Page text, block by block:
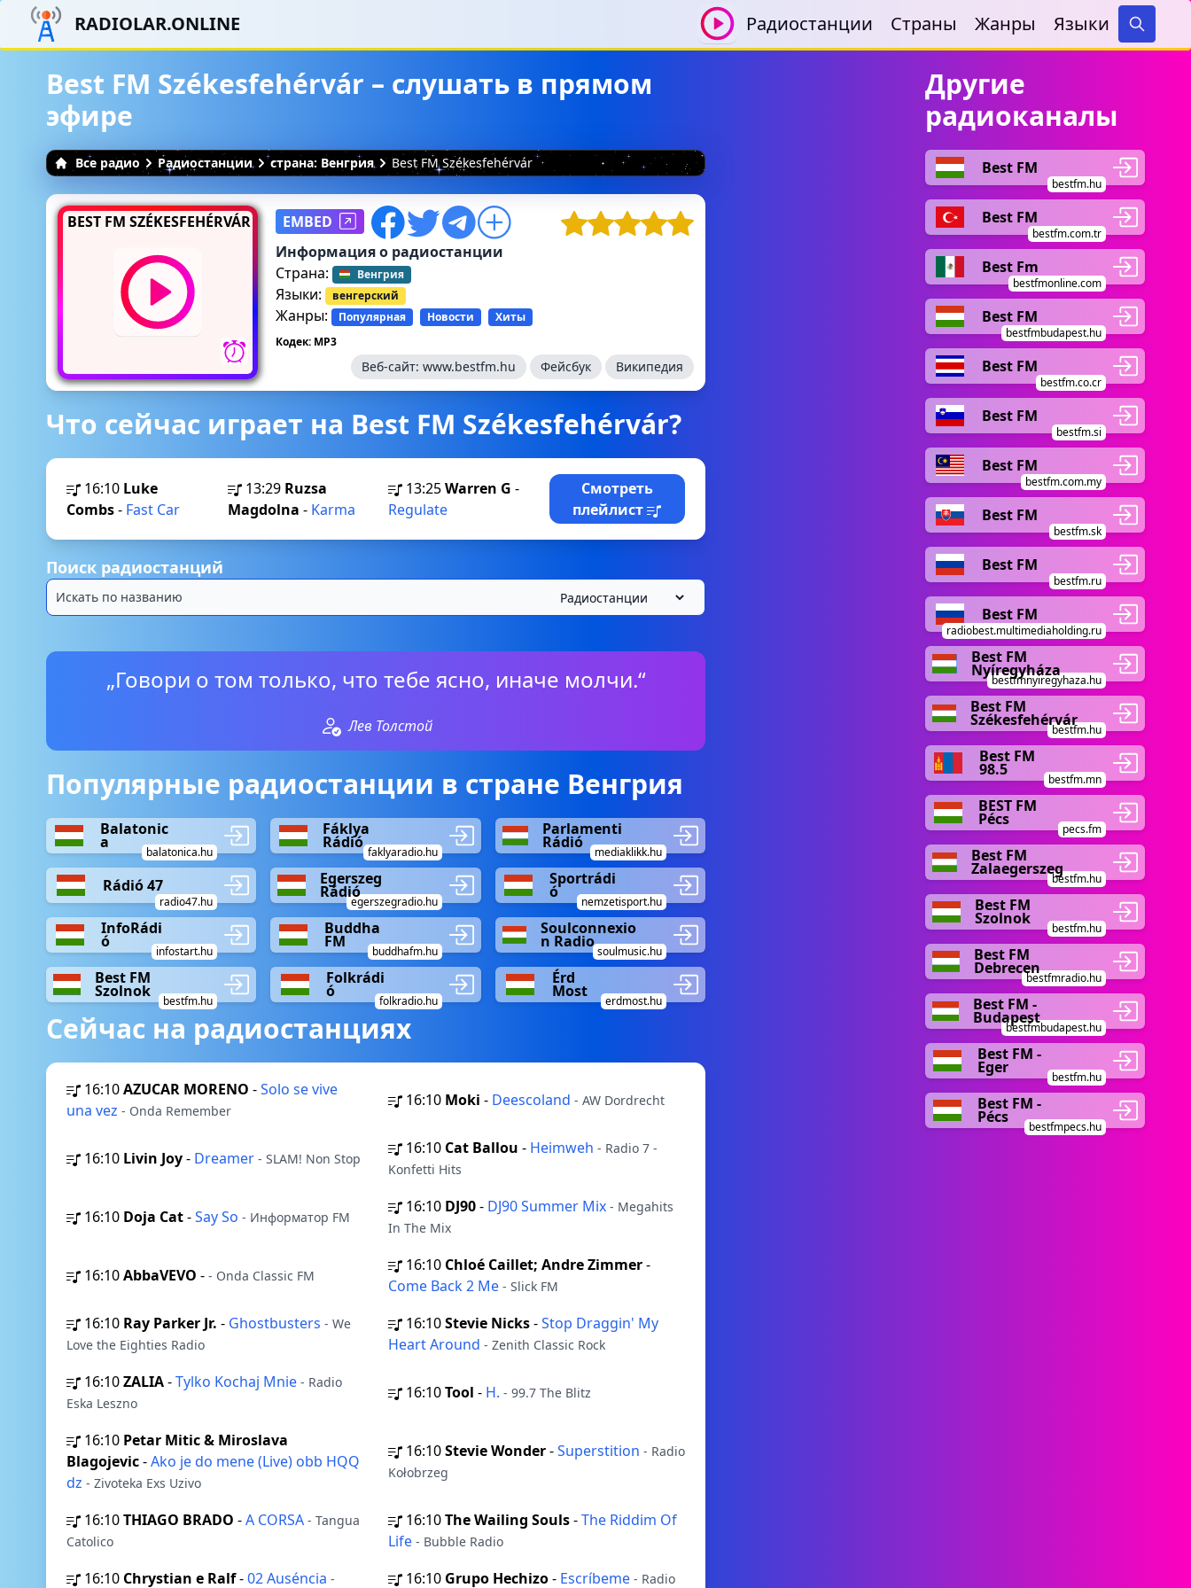
RADIOLAR.ONLINE Радиостанции Страны Жанры Языки
Search
Best FM Székesfehérvár – слушать в прямом
эфире
Все радио Радиостанции страна: Венгрия Best FM Székesfehérvár
BEST FM SZÉKESFEHÉRVÁR
EMBED
Информация о радиостанции
Страна:
Венгрия
Языки: венгерский
Жанры: Популярная Новости
Хиты
Кодек: MP3
Веб-сайт: www.bestfm.hu Фейсбук Википедия
Что сейчас играет на Best FM Székesfehérvár?
16:10 Luke
Combs- Fast Car
13:29 Ruzsa
Magdolna - Karma
13:25Warren G -
Regulate
Смотреть
плейлист
Поиск радиостанций
„Говори о том только, что тебе ясно, иначе молчи.“
Лев Толстой
Популярные радиостанции в стране Венгрия
Balatonic
a
balatonica.hu
Fáklya
Rádió
faklyaradio.hu
Parlamenti
Rádió
mediaklikk.hu
Rádió 47
radio47.hu
Egerszeg
Rádió
egerszegradio.hu
Sportrádi
ó
nemzetisport.hu
InfoRádi
ó
infostart.hu
Buddha
FM
buddhafm.hu
Soulconnexio
n Radio
soulmusic.hu
Best FM
Szolnok
bestfm.hu
Folkrádi
ó
folkradio.hu
Érd
Most
erdmost.hu
Сейчас на радиостанциях
16:10AZUCAR MORENO -Solo se vive
una vez - Onda Remember
16:10 Moki - Deescoland - AW Dordrecht
16:10 Livin Joy- Dreamer - SLAM! Non Stop
16:10 Cat Ballou - Heimweh - Radio 7 -
Konfetti Hits
16:10 Doja Cat-Say So - Информатор FM
16:10 DJ90- DJ90 Summer Mix - Megahits
In The Mix
16:10AbbaVEVO - - Onda Classic FM
16:10 Chloé Caillet; Andre Zimmer-
Come Back 2 Me - Slick FM
16:10 Ray Parker Jr. - Ghostbusters - We
Love the Eighties Radio
16:10Stevie Nicks-Stop Draggin' My
Heart Around - Zenith Classic Rock
16:10ZALIA-Tylko Kochaj Mnie - Radio
Eska Leszno
16:10Tool - H. - 99.7 The Blitz
16:10 Petar Mitic & Miroslava
Blagojevic-Ako je do mene (Live) obb HQQ
dz - Zivoteka Exs Uzivo
16:10Stevie Wonder-Superstition - Radio
Kołobrzeg
16:10THIAGO BRADO -A CORSA - Tangua
Catolico
16:10The Wailing Souls-The Riddim Of
Life - Bubble Radio
16:10 Chrystian e Ralf-02 Auséncia - 16:10 Grupo Hechizo- Escríbeme - Radio
Другие
радиоканалы
Best FM
bestfm.hu
Best FM
bestfm.com.tr
Best Fm
bestfmonline.com
Best FM
bestfmbudapest.hu
Best FM
bestfm.co.cr
Best FM
bestfm.si
Best FM
bestfm.com.my
Best FM
bestfm.sk
Best FM
bestfm.ru
Best FM
radiobest.multimediaholding.ru
Best FM
Nyíregyháza
bestfmnyiregyhaza.hu
Best FM
Székesfehérvár
bestfm.hu
Best FM
98.5
bestfm.mn
BEST FM
Pécs
pecs.fm
Best FM
Zalaegerszeg
bestfm.hu
Best FM
Szolnok
bestfm.hu
Best FM
Debrecen
bestfmradio.hu
Best FM -
Budapest
bestfmbudapest.hu
Best FM -
Eger
bestfm.hu
Best FM -
Pécs
bestfmpecs.hu